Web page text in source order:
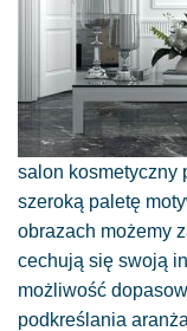
salon kosmetyczny
szeroką paletę
obrazach możemy
cechują się swoją
możliwość
podkreślania